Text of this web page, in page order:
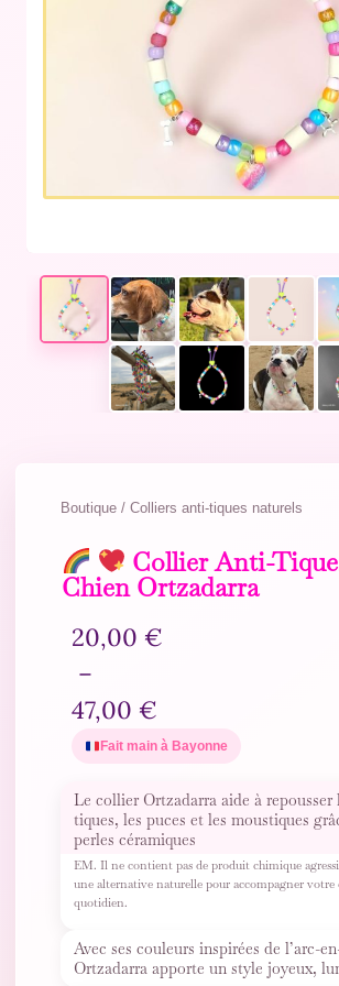
Boutique / Colliers anti-tiques naturels
Collier Anti-
Chien Ortzadarra
20,00 €
–
47,00 €
Fait main à Bayonne
Le collier Ortzadarra aide à repousser
tiques, les puces et les moustiques
perles céramiques
EM. Il ne contient pas de produit chimique
une alternative naturelle pour accompagner votre
quotidien.
Avec ses couleurs inspirées de l’arc-
Ortzadarra apporte un style joyeux,